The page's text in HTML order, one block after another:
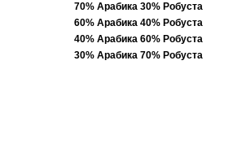
70% Арабика 30% Робуста
60% Арабика 40% Робуста
40% Арабика 60% Робуста
30% Арабика 70% Робуста